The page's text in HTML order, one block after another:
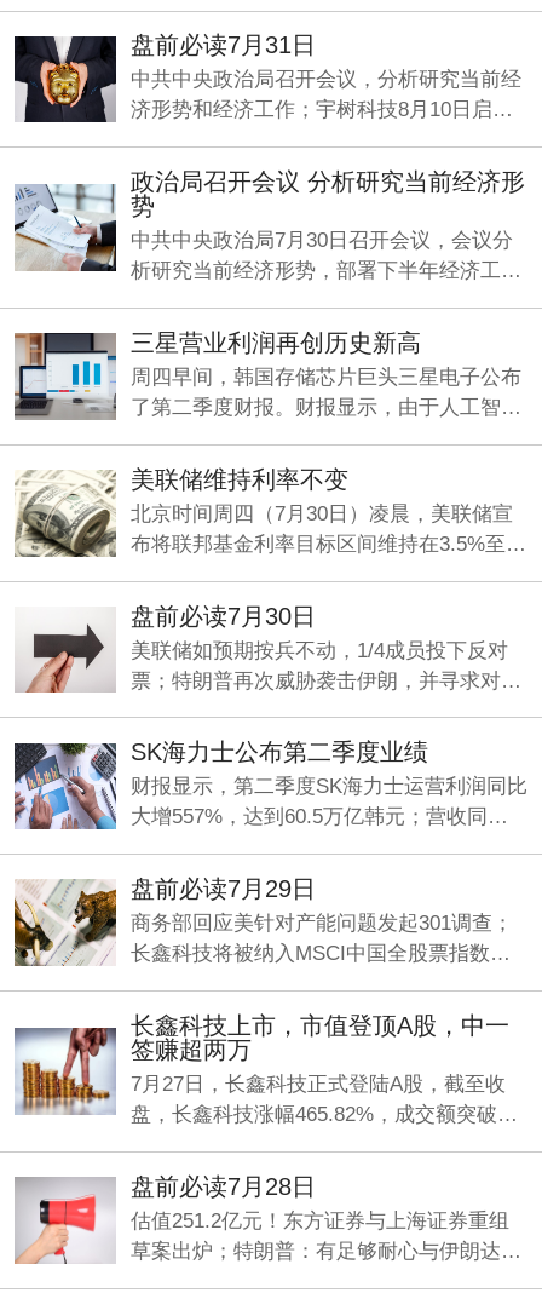
10%，初步询价日为8月5日，网下申购日和
网上申购日均为8月10日，预计募资约42亿
元，对应发行估值约420亿元。
盘前必读7月31日
中共中央政治局召开会议，分析研究当前经
济形势和经济工作；宇树科技8月10日启动
代表格里尔举行视频通话。
政治局召开会议 分析研究当前经济形
势
中共中央政治局7月30日召开会议，会议分
析研究当前经济形势，部署下半年经济工
三星营业利润再创历史新高
周四早间，韩国存储芯片巨头三星电子公布
了第二季度财报。财报显示，由于人工智能
长，公司Q2营收、利润双双大增，其中营业
利润同比暴增1814%，再创历史新高。
美联储维持利率不变
北京时间周四（7月30日）凌晨，美联储宣
布将联邦基金利率目标区间维持在3.5%至
美联储连续第五次“按兵不动”。
盘前必读7月30日
美联储如预期按兵不动，1/4成员投下反对
票；特朗普再次威胁袭击伊朗，并寻求对伊
领域数据开发利用的通知》。
SK海力士公布第二季度业绩
财报显示，第二季度SK海力士运营利润同比
大增557%，达到60.5万亿韩元；营收同比
万亿韩元，同比增长1242%。
盘前必读7月29日
商务部回应美针对产能问题发起301调查；
长鑫科技将被纳入MSCI中国全股票指数；
好行业前景。
长鑫科技上市，市值登顶A股，中一
签赚超两万
7月27日，长鑫科技正式登陆A股，截至收
盘，长鑫科技涨幅465.82%，成交额突破
成为目前A股总市值一哥。
盘前必读7月28日
估值251.2亿元！东方证券与上海证券重组
草案出炉；特朗普：有足够耐心与伊朗达成